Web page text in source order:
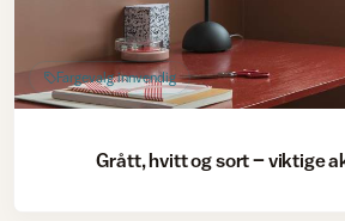
Fargevalg innvendig
Grått, hvitt og sort – viktige